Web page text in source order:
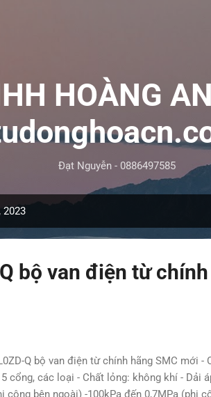
HOÀNG
Đạt Nguyễn - 0886497585
2023
bộ van điện từ
Q bộ van điện từ chính hãng SMC mới
cổng, các loại - Chất lỏng: không khí - Dải
công bên ngoài) -100kPa đến 0,7MPa (phi